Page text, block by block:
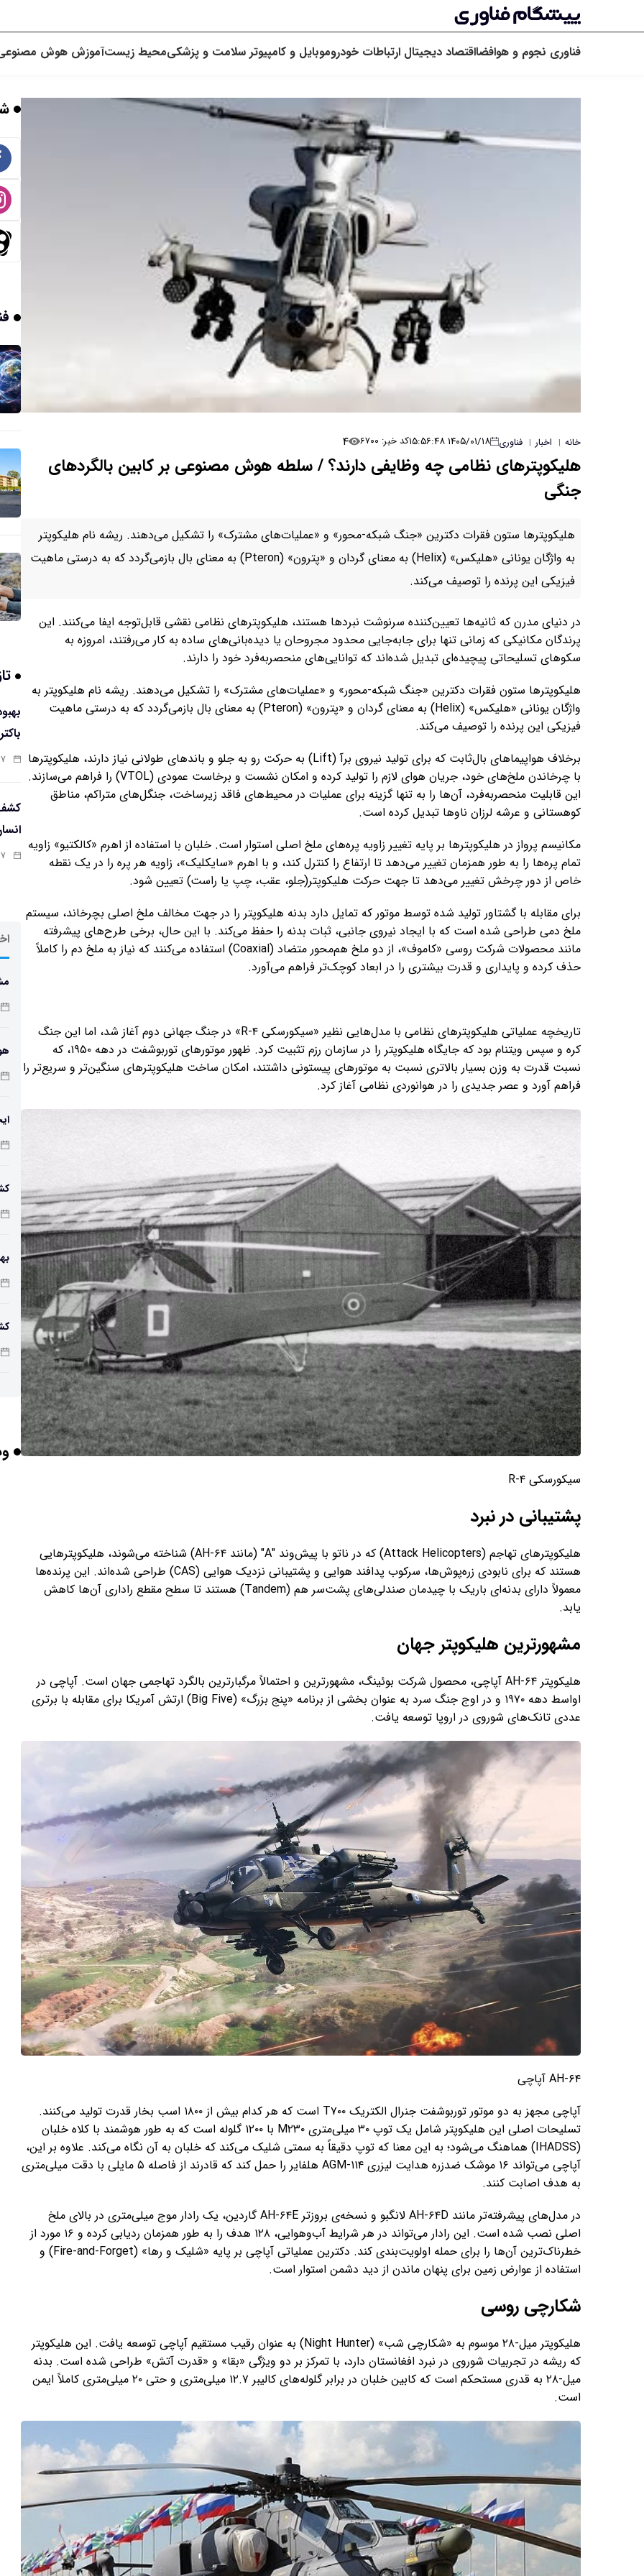
فناوری نجوم و هوافضااقتصاد دیجیتال ارتباطات خودروموبایل و کامپیوتر سلامت و پزشکیمحیط زیستآموزش هوش
خانه | اخبار | فناوری ۱۴۰۵/۰۱/۱۸ ۱۵:۵۶:۴۸ کد خبر: ۶۷۰۰ ۴
هلیکوپترهای نظامی چه وظایفی دارند؟ / سلطه هوش مصنوعی بر کابین بالگردهای
جنگی
هلیکوپترها ستون فقرات دکترین «جنگ شبکه-محور» و «عملیات‌های مشترک» را تشکیل می‌دهند. ریشه نام هلیکوپتر
به واژگان یونانی «هلیکس» (Helix) به معنای گردان و «پترون» (Pteron) به معنای بال بازمی‌گردد که به درستی ماهیت
فیزیکی این پرنده را توصیف می‌کند.
در دنیای مدرن که ثانیه‌ها تعیین‌کننده سرنوشت نبردها هستند، هلیکوپترهای نظامی نقشی قابل‌توجه ایفا می‌کنند. این
پرندگان مکانیکی که زمانی تنها برای جابه‌جایی محدود مجروحان یا دیده‌بانی‌های ساده به کار می‌رفتند، امروزه به
سکوهای تسلیحاتی پیچیده‌ای تبدیل شده‌اند که توانایی‌های منحصربه‌فرد خود را دارند.
هلیکوپترها ستون فقرات دکترین «جنگ شبکه-محور» و «عملیات‌های مشترک» را تشکیل می‌دهند. ریشه نام هلیکوپتر به
واژگان یونانی «هلیکس» (Helix) به معنای گردان و «پترون» (Pteron) به معنای بال بازمی‌گردد که به درستی ماهیت
فیزیکی این پرنده را توصیف می‌کند.
برخلاف هواپیماهای بال‌ثابت که برای تولید نیروی برآ (Lift) به حرکت رو به جلو و باندهای طولانی نیاز دارند، هلیکوپترها
با چرخاندن ملخ‌های خود، جریان هوای لازم را تولید کرده و امکان نشست و برخاست عمودی (VTOL) را فراهم می‌سازند.
این قابلیت منحصربه‌فرد، آن‌ها را به تنها گزینه برای عملیات در محیط‌های فاقد زیرساخت، جنگل‌های متراکم، مناطق
کوهستانی و عرشه لرزان ناوها تبدیل کرده است.
مکانیسم پرواز در هلیکوپترها بر پایه تغییر زاویه پره‌های ملخ اصلی استوار است. خلبان با استفاده از اهرم «کالکتیو» زاویه
تمام پره‌ها را به طور همزمان تغییر می‌دهد تا ارتفاع را کنترل کند، و با اهرم «سایکلیک»، زاویه هر پره را در یک نقطه
خاص از دور چرخش تغییر می‌دهد تا جهت حرکت هلیکوپتر(جلو، عقب، چپ یا راست) تعیین شود.
برای مقابله با گشتاور تولید شده توسط موتور که تمایل دارد بدنه هلیکوپتر را در جهت مخالف ملخ اصلی بچرخاند، سیستم
ملخ دمی طراحی شده است که با ایجاد نیروی جانبی، ثبات بدنه را حفظ می‌کند. با این حال، برخی طرح‌های پیشرفته
مانند محصولات شرکت روسی «کاموف»، از دو ملخ هم‌محور متضاد (Coaxial) استفاده می‌کنند که نیاز به ملخ دم را کاملاً
حذف کرده و پایداری و قدرت بیشتری را در ابعاد کوچک‌تر فراهم می‌آورد.
تاریخچه عملیاتی هلیکوپترهای نظامی با مدل‌هایی نظیر «سیکورسکی R-۴» در جنگ جهانی دوم آغاز شد، اما این جنگ
کره و سپس ویتنام بود که جایگاه هلیکوپتر را در سازمان رزم تثبیت کرد. ظهور موتورهای توربوشفت در دهه ۱۹۵۰، که
نسبت قدرت به وزن بسیار بالاتری نسبت به موتورهای پیستونی داشتند، امکان ساخت هلیکوپترهای سنگین‌تر و سریع‌تر را
فراهم آورد و عصر جدیدی را در هوانوردی نظامی آغاز کرد.
سیکورسکی R-۴
پشتیبانی در نبرد
هلیکوپترهای تهاجم (Attack Helicopters) که در ناتو با پیش‌وند "A" (مانند AH-۶۴) شناخته می‌شوند، هلیکوپترهایی
هستند که برای نابودی زره‌پوش‌ها، سرکوب پدافند هوایی و پشتیبانی نزدیک هوایی (CAS) طراحی شده‌اند. این پرنده‌ها
معمولاً دارای بدنه‌ای باریک با چیدمان صندلی‌های پشت‌سر هم (Tandem) هستند تا سطح مقطع راداری آن‌ها کاهش
یابد.
مشهورترین هلیکوپتر جهان
هلیکوپتر AH-۶۴ آپاچی، محصول شرکت بوئینگ، مشهورترین و احتمالاً مرگبارترین بالگرد تهاجمی جهان است. آپاچی در
اواسط دهه ۱۹۷۰ و در اوج جنگ سرد به عنوان بخشی از برنامه «پنج بزرگ» (Big Five) ارتش آمریکا برای مقابله با برتری
عددی تانک‌های شوروی در اروپا توسعه یافت.
AH-۶۴ آپاچی
آپاچی مجهز به دو موتور توربوشفت جنرال الکتریک T۷۰۰ است که هر کدام بیش از ۱۸۰۰ اسب بخار قدرت تولید می‌کنند.
تسلیحات اصلی این هلیکوپتر شامل یک توپ ۳۰ میلی‌متری M۲۳۰ با ۱۲۰۰ گلوله است که به طور هوشمند با کلاه خلبان
(IHADSS) هماهنگ می‌شود؛ به این معنا که توپ دقیقاً به سمتی شلیک می‌کند که خلبان به آن نگاه می‌کند. علاوه بر این،
آپاچی می‌تواند ۱۶ موشک ضدزره هدایت لیزری AGM-۱۱۴ هلفایر را حمل کند که قادرند از فاصله ۵ مایلی با دقت میلی‌متری
به هدف اصابت کنند.
در مدل‌های پیشرفته‌تر مانند AH-۶۴D لانگبو و نسخه‌ی بروزتر AH-۶۴E گاردین، یک رادار موج میلی‌متری در بالای ملخ
اصلی نصب شده است. این رادار می‌تواند در هر شرایط آب‌وهوایی، ۱۲۸ هدف را به طور همزمان ردیابی کرده و ۱۶ مورد از
خطرناک‌ترین آن‌ها را برای حمله اولویت‌بندی کند. دکترین عملیاتی آپاچی بر پایه «شلیک و رها» (Fire-and-Forget) و
استفاده از عوارض زمین برای پنهان ماندن از دید دشمن استوار است.
شکارچی روسی
هلیکوپتر میل-۲۸ موسوم به «شکارچی شب» (Night Hunter) به عنوان رقیب مستقیم آپاچی توسعه یافت. این هلیکوپتر
که ریشه در تجربیات شوروی در نبرد افغانستان دارد، با تمرکز بر دو ویژگی «بقا» و «قدرت آتش» طراحی شده است. بدنه
میل-۲۸ به قدری مستحکم است که کابین خلبان در برابر گلوله‌های کالیبر ۱۲.۷ میلی‌متری و حتی ۲۰ میلی‌متری کاملاً ایمن
است.